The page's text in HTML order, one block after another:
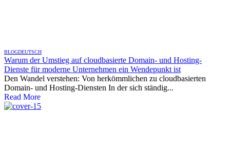
BLOGDEUTSCH
Warum der Umstieg auf cloudbasierte Domain- und Hosting-
Dienste für moderne Unternehmen ein Wendepunkt ist
Den Wandel verstehen: Von herkömmlichen zu cloudbasierten
Domain- und Hosting-Diensten In der sich ständig...
Read More